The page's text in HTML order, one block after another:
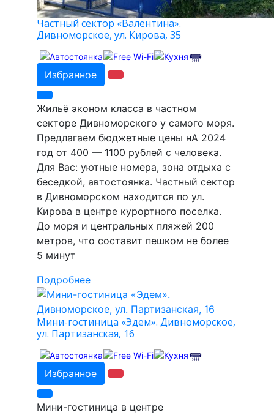
Частный сектор «Валентина».
Дивноморское, ул. Кирова, 35
Избранное
Жильё эконом класса в частном
секторе Дивноморского у самого моря.
Предлагаем бюджетные цены нА 2024
год от 400 — 1100 рублей с человека.
Для Вас: уютные номера, зона отдыха с
беседкой, автостоянка. Частный сектор
в Дивноморском находится по ул.
Кирова в центре курортного поселка.
До моря и центральных пляжей 200
метров, что составит пешком не более
5 минут
Подробнее
Мини-гостиница «Эдем». Дивноморское,
ул. Партизанская, 16
Избранное
Мини-гостиница в центре